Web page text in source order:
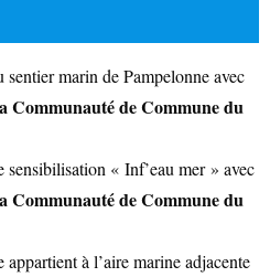
marin de Pampelonne avec
Communauté de Commune du
sensibilisation « Inf’eau mer » avec
Communauté de Commune du
à l’aire marine adjacente